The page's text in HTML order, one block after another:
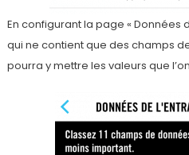
En configurant la page « Données
qui ne contient que des champs
pourra y mettre les valeurs que